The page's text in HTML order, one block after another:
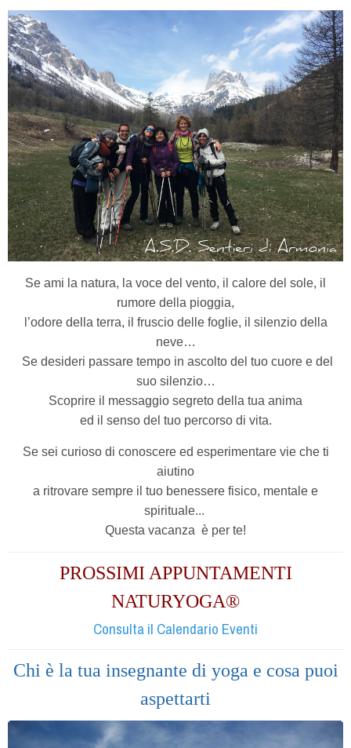
Se ami la natura, la voce del vento, il calore del sole, il
rumore della pioggia,
l’odore della terra, il fruscio delle foglie, il silenzio della
neve…
Se desideri passare tempo in ascolto del tuo cuore e del
suo silenzio…
Scoprire il messaggio segreto della tua anima
ed il senso del tuo percorso di vita.
Se sei curioso di conoscere ed esperimentare vie che ti
aiutino
a ritrovare sempre il tuo benessere fisico, mentale e
spirituale...
Questa vacanza è per te!
PROSSIMI APPUNTAMENTI
NATURYOGA®
Consulta il Calendario Eventi
Chi è la tua insegnante di yoga e cosa puoi
aspettarti